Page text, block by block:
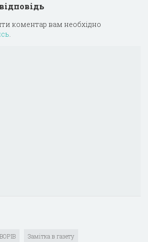
коментар вам необхідно
.
Замітка в газету